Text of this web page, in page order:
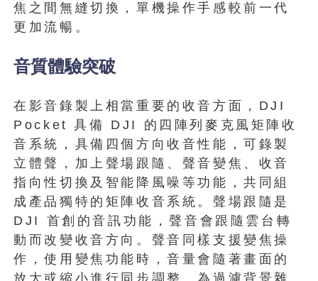
焦之間無縫切換，單機操作手感較前一代
更加流暢。
音質體驗突破
在影音錄製上相當重要的收音方面，DJI
Pocket 具備 DJI 的四陣列麥克風矩陣收
音系統，具備四個方向收音性能，可錄製
立體聲，加上聲場跟隨、聲音變焦、收音
指向性切換及智能降風噪等功能，共同組
成產品獨特的矩陣收音系統。聲場跟隨是
DJI 首創的音訊功能，聲音會跟隨雲台轉
動而改變收音方向。聲音同樣支援變焦操
作，使用變焦功能時，音量會隨著畫面的